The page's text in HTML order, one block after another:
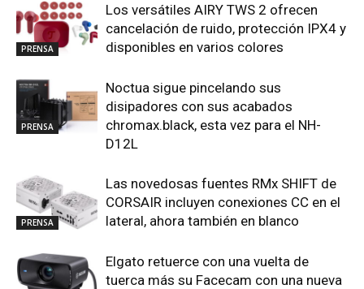
PRENSA
Los versátiles AIRY TWS 2 ofrecen
cancelación de ruido, protección IPX4 y
disponibles en varios colores
PRENSA
Noctua sigue pincelando sus
disipadores con sus acabados
chromax.black, esta vez para el NH-
D12L
PRENSA
Las novedosas fuentes RMx SHIFT de
CORSAIR incluyen conexiones CC en el
lateral, ahora también en blanco
Elgato retuerce con una vuelta de
tuerca más su Facecam con una nueva